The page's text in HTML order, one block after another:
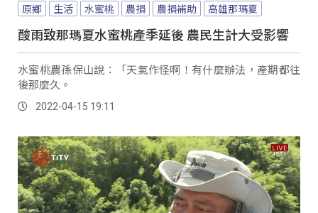
原鄉 生活 水蜜桃 農損 農損補助 高雄那瑪夏
酸雨致那瑪夏水蜜桃產季延後 農民生計大受影響
水蜜桃農孫保山說：「天氣作怪啊！有什麼辦法，產期都往
後那麼久。
2022-04-15 19:11